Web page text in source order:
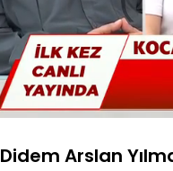
Yüklendi:
5.68%
Didem Arslan